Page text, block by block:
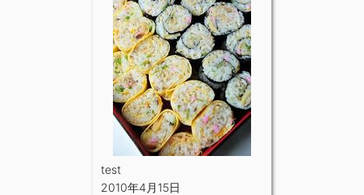
test
2010年4月15日